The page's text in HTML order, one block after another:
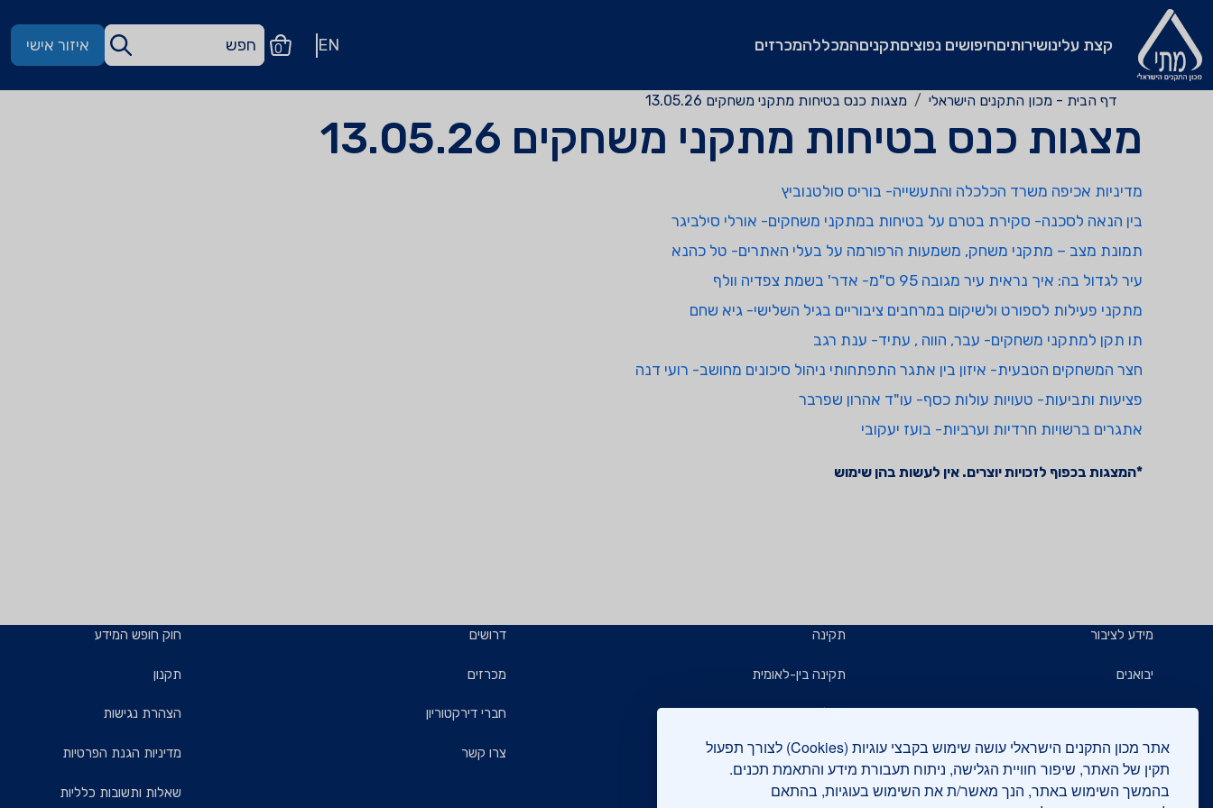
אתר מכון התקנים הישראלי עושה שימוש בקבצי עוגיות (Cookies) לצורך תפעול
תקין של האתר, שיפור חוויית הגלישה, ניתוח תעבורת מידע והתאמת תכנים.
בהמשך השימוש באתר, הנך מאשר/ת את השימוש בעוגיות, בהתאם
קצת עלינושירותיםחיפושים נפוציםתקניםהמכללהמכרזים EN
0 איזור אישי
דף הבית - מכון התקנים הישראלי מצגות כנס בטיחות מתקני משחקים 13.05.26
מצגות כנס בטיחות מתקני משחקים 13.05.26
מדיניות אכיפה משרד הכלכלה והתעשייה- בוריס סולטנוביץ
בין הנאה לסכנה- סקירת בטרם על בטיחות במתקני משחקים- אורלי סילביגר
תמונת מצב – מתקני משחק, משמעות הרפורמה על בעלי האתרים- טל כהנא
עיר לגדול בה: איך נראית עיר מגובה 95 ס"מ- אדר' בשמת צפדיה וולף
מתקני פעילות לספורט ולשיקום במרחבים ציבוריים בגיל השלישי- גיא שחם
תו תקן למתקני משחקים- עבר, הווה , עתיד- ענת רגב
חצר המשחקים הטבעית- איזון בין אתגר התפתחותי ניהול סיכונים מחושב- רועי דנה
פציעות ותביעות- טעויות עולות כסף- עו"ד אהרון שפרבר
אתגרים ברשויות חרדיות וערביות- בועז יעקובי
*המצגות בכפוף לזכויות יוצרים. אין לעשות בהן שימוש
מידע לציבור
יבואנים
תו תקן
תו ירוק
יצואנים
תקינה
תקינה בין-לאומית
קבלנים ויזמים
תעשיינים
בדיקות
דרושים
מכרזים
חברי דירקטוריון
צרו קשר
חוק חופש המידע
תקנון
הצהרת נגישות
מדיניות הגנת הפרטיות
שאלות ותשובות כלליות